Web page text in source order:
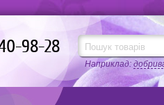
98-28
Наприклад: